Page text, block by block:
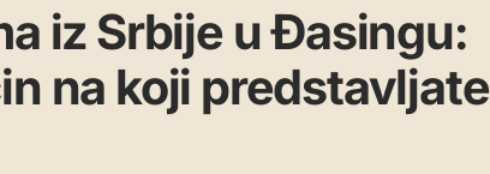
iz Srbije u Đasingu:
na koji predstavljate